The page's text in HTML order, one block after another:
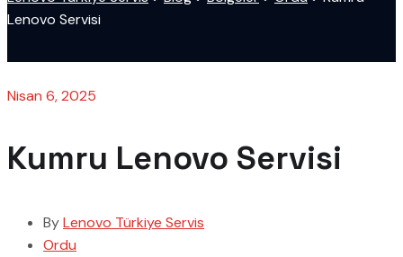
Lenovo Servisi
Nisan 6, 2025
Kumru Lenovo Servisi
ByLenovo Türkiye Servis
Ordu